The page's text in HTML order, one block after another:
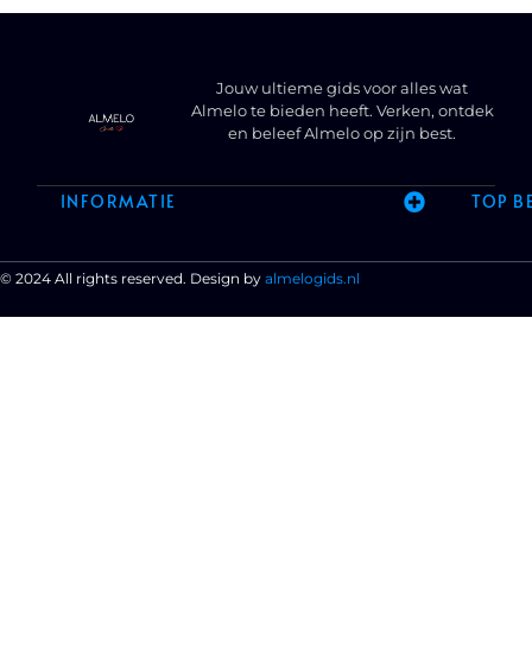
Jouw ultieme gids voor alles wat
Almelo te bieden heeft. Verken, ontdek
en beleef Almelo op zijn best.
INFORMATIE TOP
© 2024 All rights reserved. Design by almelogids.nl